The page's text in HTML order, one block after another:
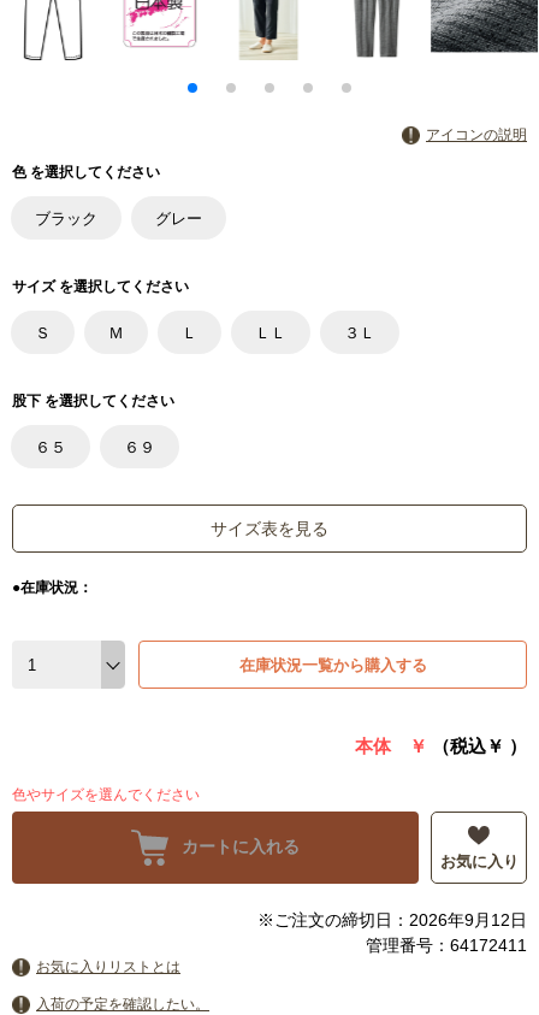
アイコンの説明
色 を選択してください
ブラック グレー
サイズ を選択してください
Ｓ Ｍ Ｌ ＬＬ ３Ｌ
股下 を選択してください
６５ ６９
サイズ表を見る
●在庫状況：
在庫状況一覧から購入する
本体 ￥ （税込￥ ）
色やサイズを選んでください
カートに入れる
お気に入り
※ご注文の締切日：2026年9月12日
管理番号：64172411
お気に入りリストとは
入荷の予定を確認したい。